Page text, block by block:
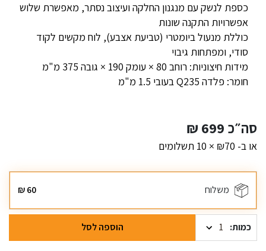
כספת לנשק עם מנגנון החלקה ועיצוב נסתר, מאפשרת שלוש
אפשרויות התקנה שונות
כוללת מנעול ביומטרי (טביעת אצבע), לוח מקשים לקוד
סודי, ומפתחות גיבוי
מידות חיצוניות: רוחב 80 × עומק 190 × גובה 375 מ"מ
חומר: פלדה Q235 בעובי 1.5 מ"מ
₪ 699 סה״כ
או ב- ₪70 × 10 תשלומים
משלוח ₪60
הוספה לסל